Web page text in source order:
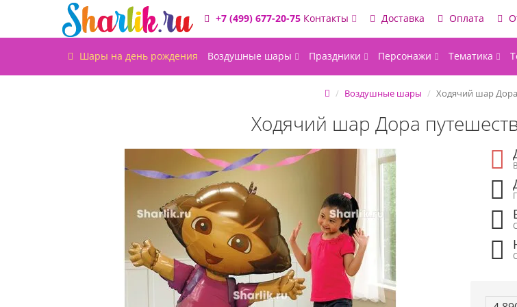
+7 (499) 677-20-75 Контакты Доставка Оплата
Шары на день рождения Воздушные шары Праздники Персонажи Тематика
Воздушные шары Ходячий шар
Ходячий шар Дора